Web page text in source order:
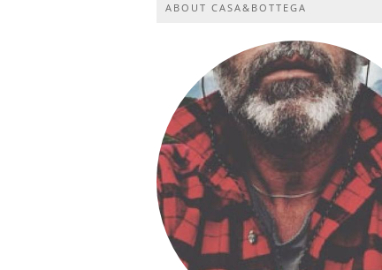
ABOUT CASA&BOTTEGA